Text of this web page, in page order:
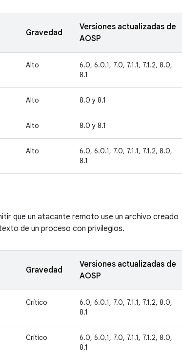
Gravedad
Versiones actualizadas de
AOSP
Alto
6.0, 6.0.1, 7.0, 7.1.1, 7.1.2, 8.0,
8.1
Alto 8.0 y 8.1
Alto 8.0 y 8.1
Alto
6.0, 6.0.1, 7.0, 7.1.1, 7.1.2, 8.0,
8.1
que un atacante remoto use un archivo creado
de un proceso con privilegios.
Gravedad
Versiones actualizadas de
AOSP
Crítico
6.0, 6.0.1, 7.0, 7.1.1, 7.1.2, 8.0,
8.1
Crítico
6.0, 6.0.1, 7.0, 7.1.1, 7.1.2, 8.0,
8.1